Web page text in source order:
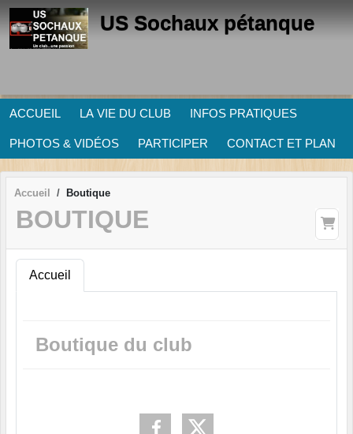
US Sochaux pétanque
ACCUEIL LA VIE DU CLUB INFOS PRATIQUES
PHOTOS & VIDÉOS PARTICIPER CONTACT ET PLAN
Accueil Boutique
BOUTIQUE
Accueil
Boutique du club
Panneau de gestion des cookies